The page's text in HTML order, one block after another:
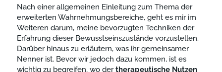
Nach einer allgemeinen Einleitung zum Thema der
erweiterten Wahrnehmungsbereiche, geht es mir im
Weiteren darum, meine bevorzugten Techniken der
Erfahrung dieser Bewusstseinszustände vorzustellen.
Darüber hinaus zu erläutern, was ihr gemeinsamer
Nenner ist. Bevor wir jedoch dazu kommen, ist es
wichtig zu begreifen, wo dertherapeutische Nutzen